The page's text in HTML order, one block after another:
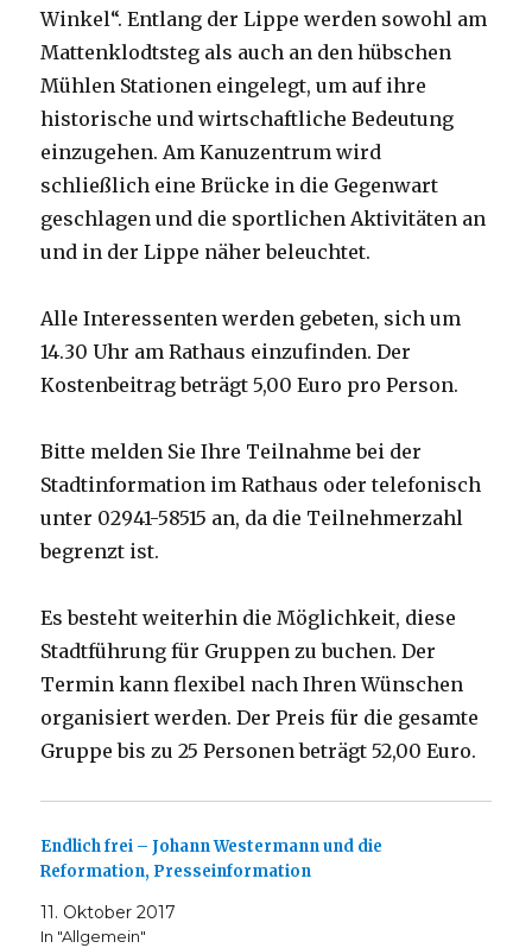
Winkel“. Entlang der Lippe werden sowohl am
Mattenklodtsteg als auch an den hübschen
Mühlen Stationen eingelegt, um auf ihre
historische und wirtschaftliche Bedeutung
einzugehen. Am Kanuzentrum wird
schließlich eine Brücke in die Gegenwart
geschlagen und die sportlichen Aktivitäten an
und in der Lippe näher beleuchtet.
Alle Interessenten werden gebeten, sich um
14.30 Uhr am Rathaus einzufinden. Der
Kostenbeitrag beträgt 5,00 Euro pro Person.
Bitte melden Sie Ihre Teilnahme bei der
Stadtinformation im Rathaus oder telefonisch
unter 02941-58515 an, da die Teilnehmerzahl
begrenzt ist.
Es besteht weiterhin die Möglichkeit, diese
Stadtführung für Gruppen zu buchen. Der
Termin kann flexibel nach Ihren Wünschen
organisiert werden. Der Preis für die gesamte
Gruppe bis zu 25 Personen beträgt 52,00 Euro.
Endlich frei – Johann Westermann und die
Reformation, Presseinformation
11. Oktober 2017
In "Allgemein"